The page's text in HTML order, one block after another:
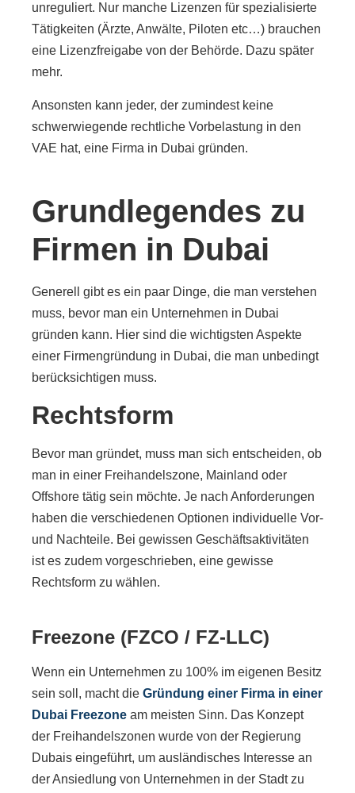
unreguliert. Nur manche Lizenzen für spezialisierte
Tätigkeiten (Ärzte, Anwälte, Piloten etc…) brauchen
eine Lizenzfreigabe von der Behörde. Dazu später
mehr.
Ansonsten kann jeder, der zumindest keine
schwerwiegende rechtliche Vorbelastung in den
VAE hat, eine Firma in Dubai gründen.
Grundlegendes zu
Firmen in Dubai
Generell gibt es ein paar Dinge, die man verstehen
muss, bevor man ein Unternehmen in Dubai
gründen kann. Hier sind die wichtigsten Aspekte
einer Firmengründung in Dubai, die man unbedingt
berücksichtigen muss.
Rechtsform
Bevor man gründet, muss man sich entscheiden, ob
man in einer Freihandelszone, Mainland oder
Offshore tätig sein möchte. Je nach Anforderungen
haben die verschiedenen Optionen individuelle Vor-
und Nachteile. Bei gewissen Geschäftsaktivitäten
ist es zudem vorgeschrieben, eine gewisse
Rechtsform zu wählen.
Freezone (FZCO / FZ-LLC)
Wenn ein Unternehmen zu 100% im eigenen Besitz
sein soll, macht die Gründung einer Firma in einer
Dubai Freezone am meisten Sinn. Das Konzept
der Freihandelszonen wurde von der Regierung
Dubais eingeführt, um ausländisches Interesse an
der Ansiedlung von Unternehmen in der Stadt zu